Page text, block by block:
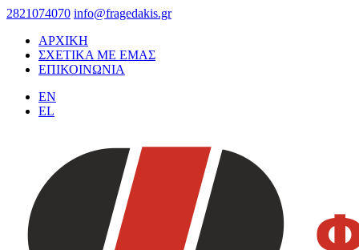
2821074070 info@fragedakis.gr
ΑΡΧΙΚΗ
ΣΧΕΤΙΚΑ ΜΕ ΕΜΑΣ
ΕΠΙΚΟΙΝΩΝΙΑ
EN
EL